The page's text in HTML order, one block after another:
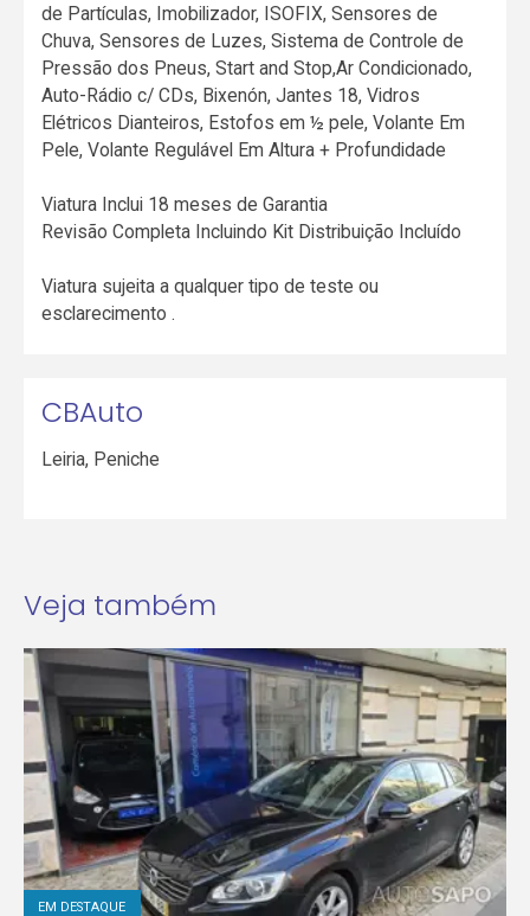
de Partículas, Imobilizador, ISOFIX, Sensores de
Chuva, Sensores de Luzes, Sistema de Controle de
Pressão dos Pneus, Start and Stop,Ar Condicionado,
Auto-Rádio c/ CDs, Bixenón, Jantes 18, Vidros
Elétricos Dianteiros, Estofos em ½ pele, Volante Em
Pele, Volante Regulável Em Altura + Profundidade
Viatura Inclui 18 meses de Garantia
Revisão Completa Incluindo Kit Distribuição Incluído
Viatura sujeita a qualquer tipo de teste ou
esclarecimento .
CBAuto
Leiria, Peniche
Veja também
EM DESTAQUE